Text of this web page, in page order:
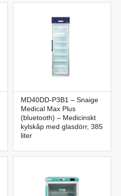
MD40DD-P3B1 – Snaige
Medical Max Plus
(bluetooth) – Medicinskt
kylskåp med glasdörr, 385
liter